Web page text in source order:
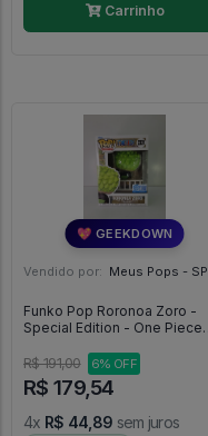
Carrinho
💖 GEEKDOWN
Vendido por: Meus Pops - SP
Funko Pop Roronoa Zoro -
Special Edition - One Piece
R$ 191,00
6% OFF
R$ 179,54
4x R$ 44,89 sem juros